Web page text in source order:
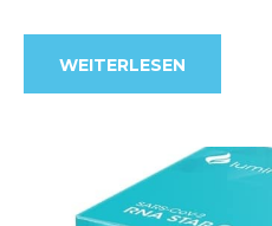
WEITERLESEN